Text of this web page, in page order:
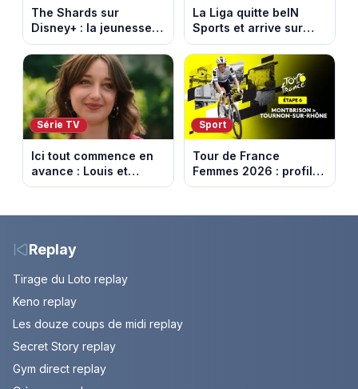
The Shards sur
Disney+ : la jeunesse
dorée de Los Angeles
face à un tueur dans
les années 80
La Liga quitte beIN
Sports et arrive sur
DAZN et Disney+ en
France
Série TV
Ici tout commence en
avance : Louis et
Jasmine enfin en
août 2026 (spoiler)
Sport
Tour de France
Femmes 2026 : profil
et horaires de la 6e
Montbrison et
Replay
Tirage du Loto replay
Keno replay
Les douze coups de midi replay
Secret Story replay
Gym direct replay